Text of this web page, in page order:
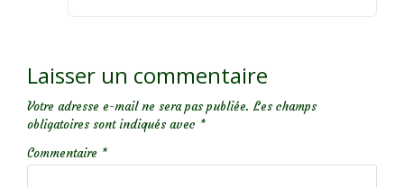
Laisser un commentaire
Votre adresse e-mail ne sera pas publiée. Les champs
obligatoires sont indiqués avec *
Commentaire *